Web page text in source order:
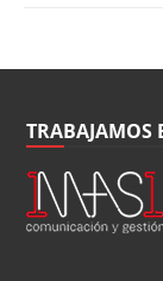
TRABAJAMOS